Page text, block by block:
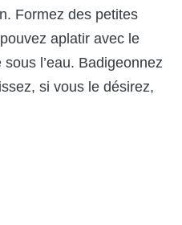
Formez des petites
aplatir avec le
l’eau. Badigeonnez
si vous le désirez,